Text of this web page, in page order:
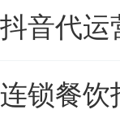
抖音代运
连锁餐饮